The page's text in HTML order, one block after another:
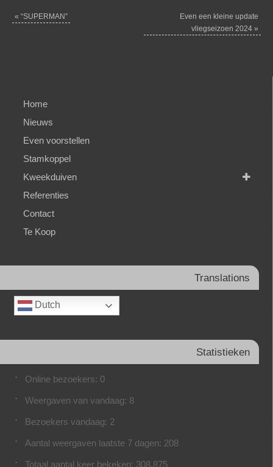
« “SUPERMAN”
Even een kleine update
vliegseizoen 2024 »
Home
Nieuws
Even voorstellen
Stamkoppel
Kweekduiven
Referenties
Contact
Te Koop
Translations
Dutch
Statistieken
Online bezoekers: 0
Weergaven van vandaag: 8
Bezoekers vandaag: 2
Aantal weergaven laatste 7 dagen: 208
Totaal aantal keer bekeken: 308.875